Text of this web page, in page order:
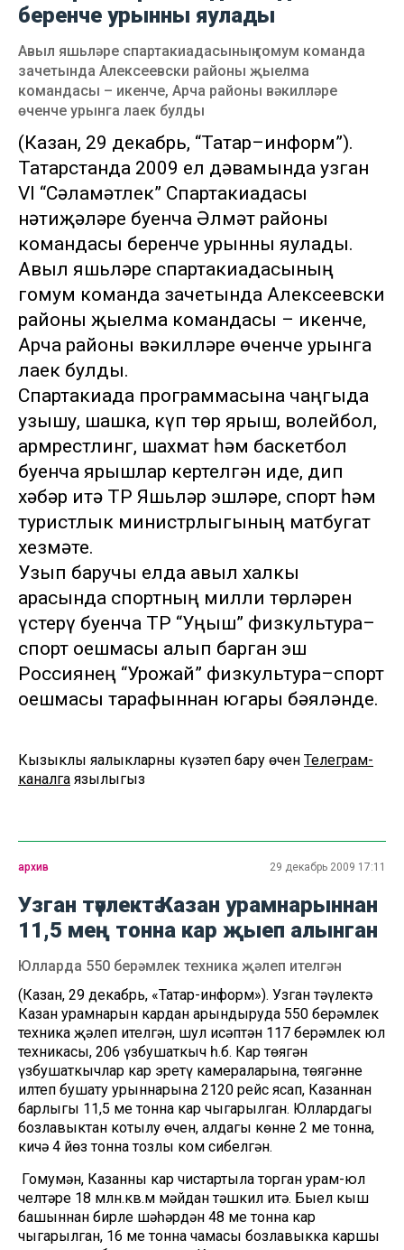
беренче урынны яулады
Авыл яшьләре спартакиадасының гомум команда
зачетында Алексеевски районы җыелма
командасы – икенче, Арча районы вәкилләре
өченче урынга лаек булды
(Казан, 29 декабрь, “Татар–информ”).
Татарстанда 2009 ел дәвамында узган
VI “Сәламәтлек” Спартакиадасы
нәтиҗәләре буенча Әлмәт районы
командасы беренче урынны яулады.
Авыл яшьләре спартакиадасының
гомум команда зачетында Алексеевски
районы җыелма командасы – икенче,
Арча районы вәкилләре өченче урынга
лаек булды.
Спартакиада программасына чаңгыда
узышу, шашка, күп төр ярыш, волейбол,
армрестлинг, шахмат һәм баскетбол
буенча ярышлар кертелгән иде, дип
хәбәр итә ТР Яшьләр эшләре, спорт һәм
туристлык министрлыгының матбугат
хезмәте.
Узып баручы елда авыл халкы
арасында спортның милли төрләрен
үстерү буенча ТР “Уңыш” физкультура–
спорт оешмасы алып барган эш
Россиянең “Урожай” физкультура–спорт
оешмасы тарафыннан югары бәяләнде.
Кызыклы яңалыкларны күзәтеп бару өчен Телеграм-
каналга язылыгыз
архив 29 декабрь 2009 17:11
Узган тәүлектә Казан урамнарыннан
11,5 мең тонна кар җыеп алынган
Юлларда 550 берәмлек техника җәлеп ителгән
(Казан, 29 декабрь, «Татар-информ»). Узган тәүлектә
Казан урамнарын кардан арындыруда 550 берәмлек
техника җәлеп ителгән, шул исәптән 117 берәмлек юл
техникасы, 206 үзбушаткыч һ.б. Кар төягән
үзбушаткычлар кар эретү камераларына, төягәнне
илтеп бушату урыннарына 2120 рейс ясап, Казаннан
барлыгы 11,5 мең тонна кар чыгарылган. Юллардагы
бозлавыктан котылу өчен, алдагы көнне 2 мең тонна,
кичә 4 йөз тонна тозлы ком сибелгән.
Гомумән, Казанның кар чистартыла торган урам-юл
челтәре 18 млн.кв.м мәйдан тәшкил итә. Быел кыш
башыннан бирле шәһәрдән 48 мең тонна кар
чыгарылган, 16 мең тонна чамасы бозлавыкка каршы